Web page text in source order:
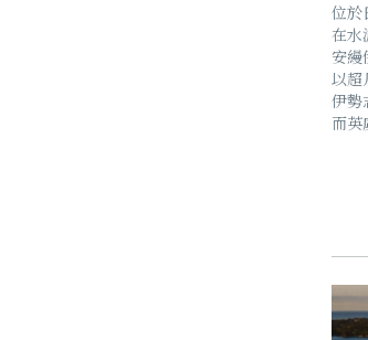
位於
在水
安
以超
伊勢
而英